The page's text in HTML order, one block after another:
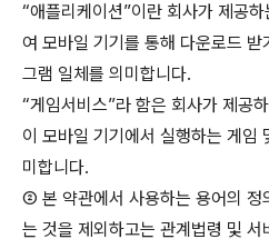
“애플리케이션”이란 회사가 제공
여 모바일 기기를 통해 다운로드
그램 일체를 의미합니다.
“게임서비스”라 함은 회사가 제공
이 모바일 기기에서 실행하는 게임
미합니다.
② 본 약관에서 사용하는 용어의 정
는 것을 제외하고는 관계법령 및